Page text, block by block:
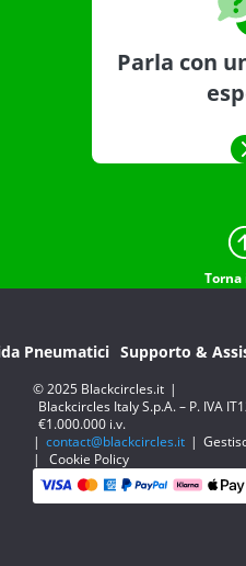
Parla con
Pneumatici Supporto &
© 2025 Blackcircles.it |
Blackcircles Italy S.p.A. – P. IVA
€1.000.000 i.v.
| contact@blackcircles.it |
|
Cookie Policy